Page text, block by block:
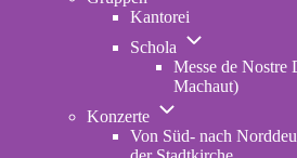
Gruppen
Kantorei
Schola
Unternavigation
Schola
Messe de Nostre
Machaut)
Konzerte
Unternavigation
Konzerte
Von Süd- nach